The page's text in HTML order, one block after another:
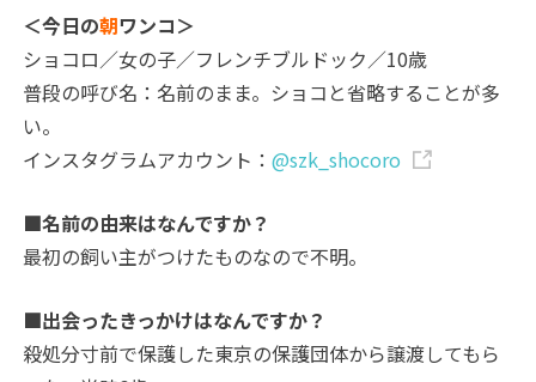
＜今日の朝ワンコ＞
ショコロ／女の子／フレンチブルドック／10歳
普段の呼び名：名前のまま。ショコと省略することが多
い。
インスタグラムアカウント：@szk_shocoro
■名前の由来はなんですか？
最初の飼い主がつけたものなので不明。
■出会ったきっかけはなんですか？
殺処分寸前で保護した東京の保護団体から譲渡してもら